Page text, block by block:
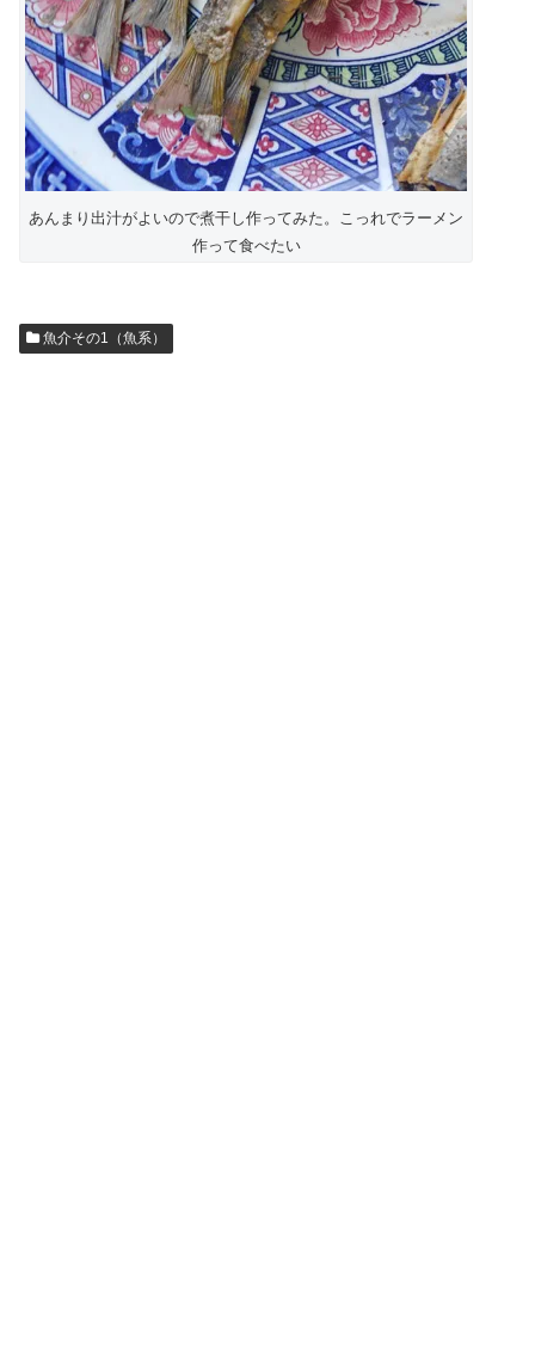
あんまり出汁がよいので煮干し作ってみた。こっれでラーメン
作って食べたい
魚介その1（魚系）